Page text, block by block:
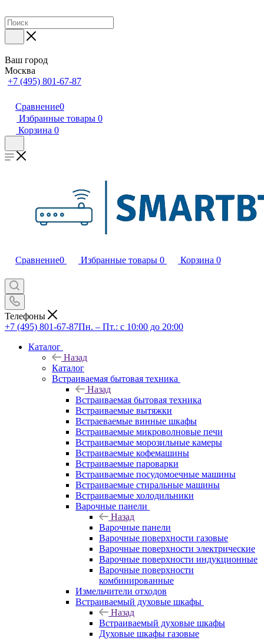
Ваш город
Москва
+7 (495) 801-67-87
Сравнение0
Избранные товары 0
Корзина 0
Сравнение0 Избранные товары 0 Корзина 0
Телефоны
+7 (495) 801-67-87Пн. – Пт.: с 10:00 до 20:00
Каталог
Назад
Каталог
Встраиваемая бытовая техника
Назад
Встраиваемая бытовая техника
Встраиваемые вытяжки
Встраеваемые винные шкафы
Встраиваемые микроволновые печи
Встраиваемые морозильные камеры
Встраиваемые кофемашины
Встраиваемые пароварки
Встраиваемые посудомоечные машины
Встраиваемые стиральные машины
Встраиваемые холодильники
Варочные панели
Назад
Варочные панели
Варочные поверхности газовые
Варочные поверхности электрические
Варочные поверхности индукционные
Варочные поверхности
комбинированные
Измельчители отходов
Встраиваемый духовые шкафы
Назад
Встраиваемый духовые шкафы
Духовые шкафы газовые